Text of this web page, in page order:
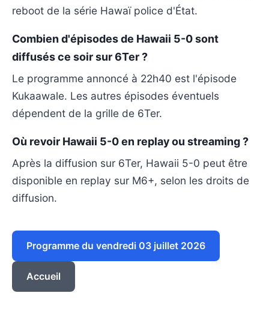
reboot de la série Hawaï police d'État.
Combien d'épisodes de Hawaii 5-0 sont
diffusés ce soir sur 6Ter ?
Le programme annoncé à 22h40 est l'épisode
Kukaawale. Les autres épisodes éventuels
dépendent de la grille de 6Ter.
Où revoir Hawaii 5-0 en replay ou streaming ?
Après la diffusion sur 6Ter, Hawaii 5-0 peut être
disponible en replay sur M6+, selon les droits de
diffusion.
Programme du vendredi 03 juillet 2026
Accueil